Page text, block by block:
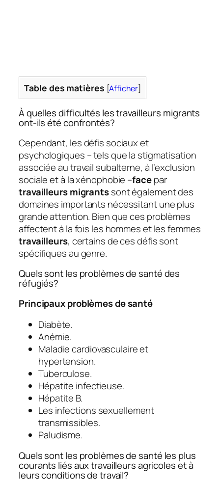
Table des matières [Afficher]
À quelles difficultés les travailleurs migrants
ont-ils été confrontés?
Cependant, les défis sociaux et
psychologiques – tels que la stigmatisation
associée au travail subalterne, à l’exclusion
sociale et à la xénophobie –facepar
travailleurs migrantssont également des
domaines importants nécessitant une plus
grande attention. Bien que ces problèmes
affectent à la fois les hommes et les femmes
travailleurs, certains de ces défis sont
spécifiques au genre.
Quels sont les problèmes de santé des
réfugiés?
Principaux problèmes de santé
Diabète.
Anémie.
Maladie cardiovasculaire et
hypertension.
Tuberculose.
Hépatite infectieuse.
Hépatite B.
Les infections sexuellement
transmissibles.
Paludisme.
Quels sont les problèmes de santé les plus
courants liés aux travailleurs agricoles et à
leurs conditions de travail?